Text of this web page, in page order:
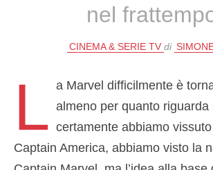
nel
CINEMA & SERIE TV di
L a Marvel difficilmente è
almeno per quanto riguarda
certamente abbiamo
Captain America, abbiamo visto la